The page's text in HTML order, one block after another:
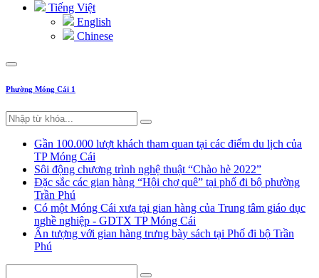
Tiếng Việt
English
Chinese
Phường Móng Cái 1
Gần 100.000 lượt khách tham quan tại các điểm du lịch của
TP Móng Cái
Sôi động chương trình nghệ thuật “Chào hè 2022”
Đặc sắc các gian hàng “Hội chợ quê” tại phố đi bộ phường
Trần Phú
Có một Móng Cái xưa tại gian hàng của Trung tâm giáo dục
nghề nghiệp - GDTX TP Móng Cái
Ấn tượng với gian hàng trưng bày sách tại Phố đi bộ Trần
Phú